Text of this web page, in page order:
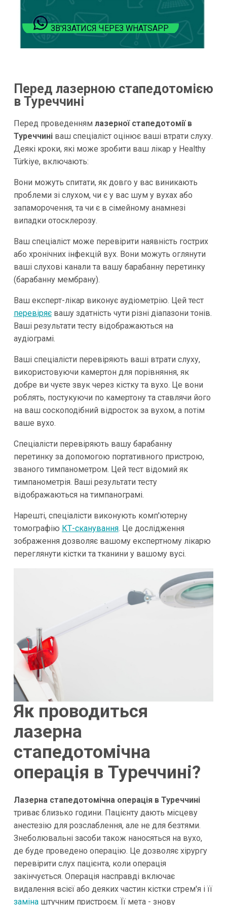
ЗВ'ЯЗАТИСЯ ЧЕРЕЗ WHATSAPP
Перед лазерною стапедотомією
в Туреччині
Перед проведенням лазерної стапедотомії в
Туреччиніваш спеціаліст оцінює ваші втрати слуху.
Деякі кроки, які може зробити ваш лікар у Healthy
Türkiye, включають:
Вони можуть спитати, як довго у вас виникають
проблеми зі слухом, чи є у вас шум у вухах або
запаморочення, та чи є в сімейному анамнезі
випадки отосклерозу.
Ваш спеціаліст може перевірити наявність гострих
або хронічних інфекцій вух. Вони можуть оглянути
ваші слухові канали та вашу барабанну перетинку
(барабанну мембрану).
Ваш експерт-лікар виконує аудіометрію. Цей тест
перевіряєвашу здатність чути різні діапазони тонів.
Ваші результати тесту відображаються на
аудіограмі.
Ваші спеціалісти перевіряють ваші втрати слуху,
використовуючи камертон для порівняння, як
добре ви чуєте звук через кістку та вухо. Це вони
роблять, постукуючи по камертону та ставлячи його
на ваш соскоподібний відросток за вухом, а потім
ваше вухо.
Спеціалісти перевіряють вашу барабанну
перетинку за допомогою портативного пристрою,
званого тимпанометром. Цей тест відомий як
тимпанометрія. Ваші результати тесту
відображаються на тимпанограмі.
Нарешті, спеціалісти виконують комп'ютерну
томографію КТ-сканування. Це дослідження
зображення дозволяє вашому експертному лікарю
переглянути кістки та тканини у вашому вусі.
Як проводиться
лазерна
стапедотомічна
операція в Туреччині?
Лазерна стапедотомічна операція в Туреччині
триває близько години. Пацієнту дають місцеву
анестезію для розслаблення, але не для безтями.
Знеболювальні засоби також наносяться на вухо,
де буде проведено операцію. Це дозволяє хірургу
перевірити слух пацієнта, коли операція
закінчується. Операція насправді включає
видалення всієї або деяких частин кістки стрем'я і її
заміна штучним пристроєм. Її мета - знову